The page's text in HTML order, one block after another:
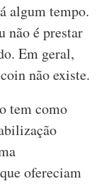
algum tempo.
não é prestar
Em geral,
não existe.
tem como
ofereciam